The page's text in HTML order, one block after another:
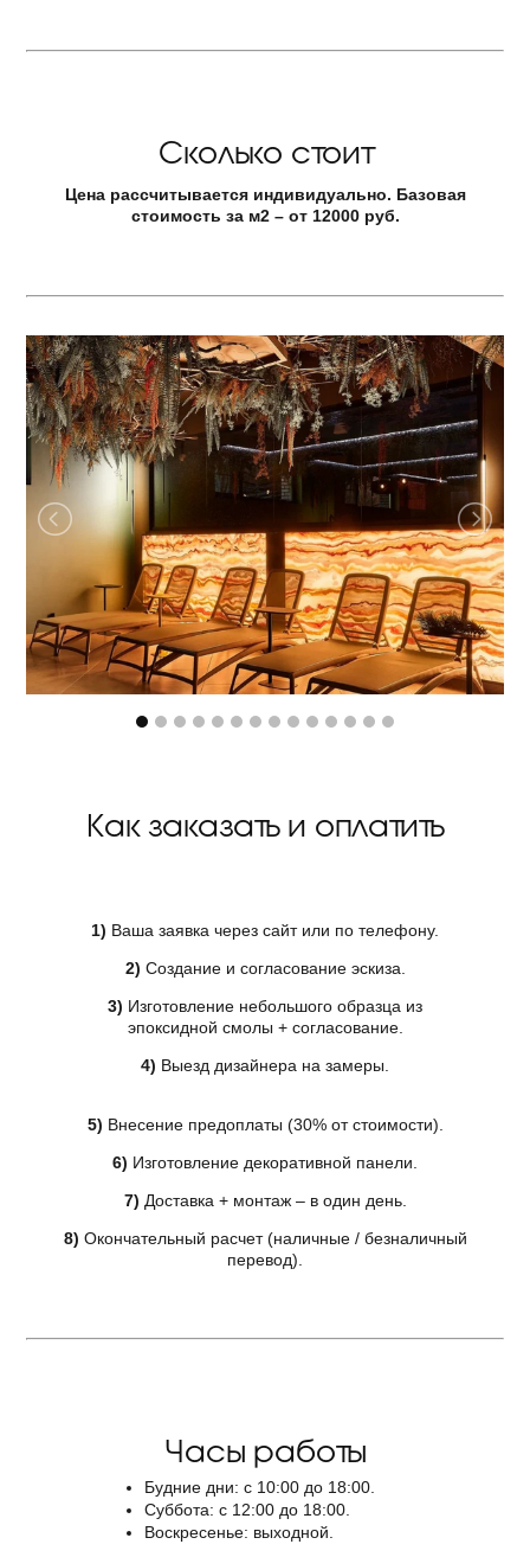
Сколько стоит
Цена рассчитывается индивидуально. Базовая
стоимость за м2 – от 12000 руб.
Как заказать и оплатить
1) Ваша заявка через сайт или по телефону.
2) Создание и согласование эскиза.
3) Изготовление небольшого образца из
эпоксидной смолы + согласование.
4) Выезд дизайнера на замеры.
5) Внесение предоплаты (30% от стоимости).
6) Изготовление декоративной панели.
7) Доставка + монтаж – в один день.
8) Окончательный расчет (наличные / безналичный
перевод).
Часы работы
Будние дни: с 10:00 до 18:00.
Суббота: с 12:00 до 18:00.
Воскресенье: выходной.